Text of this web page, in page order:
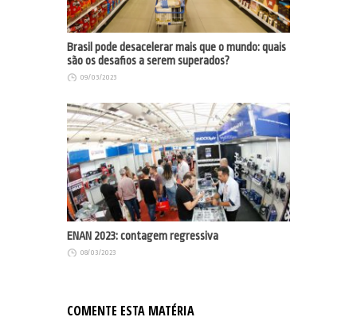
Brasil pode desacelerar mais que o mundo: quais
são os desafios a serem superados?
09/03/2023
ENAN 2023: contagem regressiva
08/03/2023
COMENTE ESTA MATÉRIA